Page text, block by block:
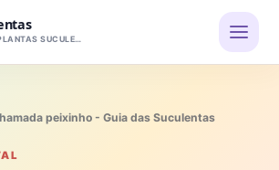
SAIBA TUDO SOBRE PLANTAS SUCULENTAS
peixinho - Guia das Suculentas